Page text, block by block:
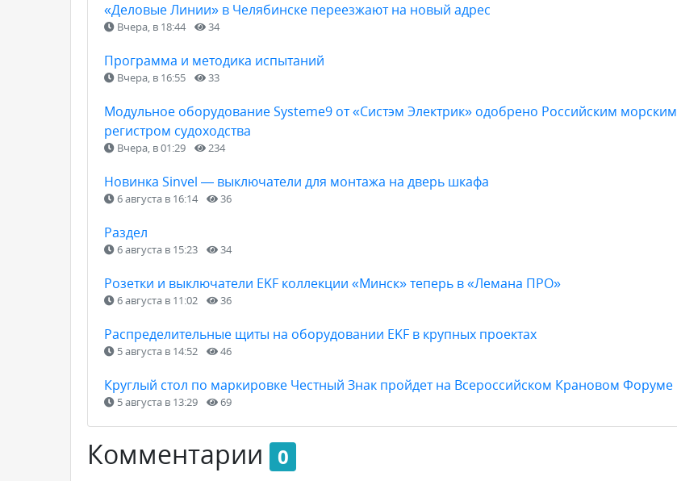
«Деловые Линии» в Челябинске переезжают на новый адрес
Вчера, в 18:44 34
Программа и методика испытаний
Вчера, в 16:55 33
Модульное оборудование Systeme9 от «Систэм Электрик» одобрено Российским морским
регистром судоходства
Вчера, в 01:29 234
Новинка Sinvel — выключатели для монтажа на дверь шкафа
6 августа в 16:14 36
Раздел
6 августа в 15:23 34
Розетки и выключатели EKF коллекции «Минск» теперь в «Лемана ПРО»
6 августа в 11:02 36
Распределительные щиты на оборудовании EKF в крупных проектах
5 августа в 14:52 46
Круглый стол по маркировке Честный Знак пройдет на Всероссийском Крановом Форуме
5 августа в 13:29 69
Комментарии 0